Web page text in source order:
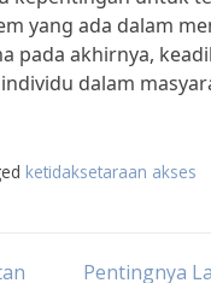
yang ada dalam
pada akhirnya,
dalam
ketidaksetaraan akses
Pentingnya